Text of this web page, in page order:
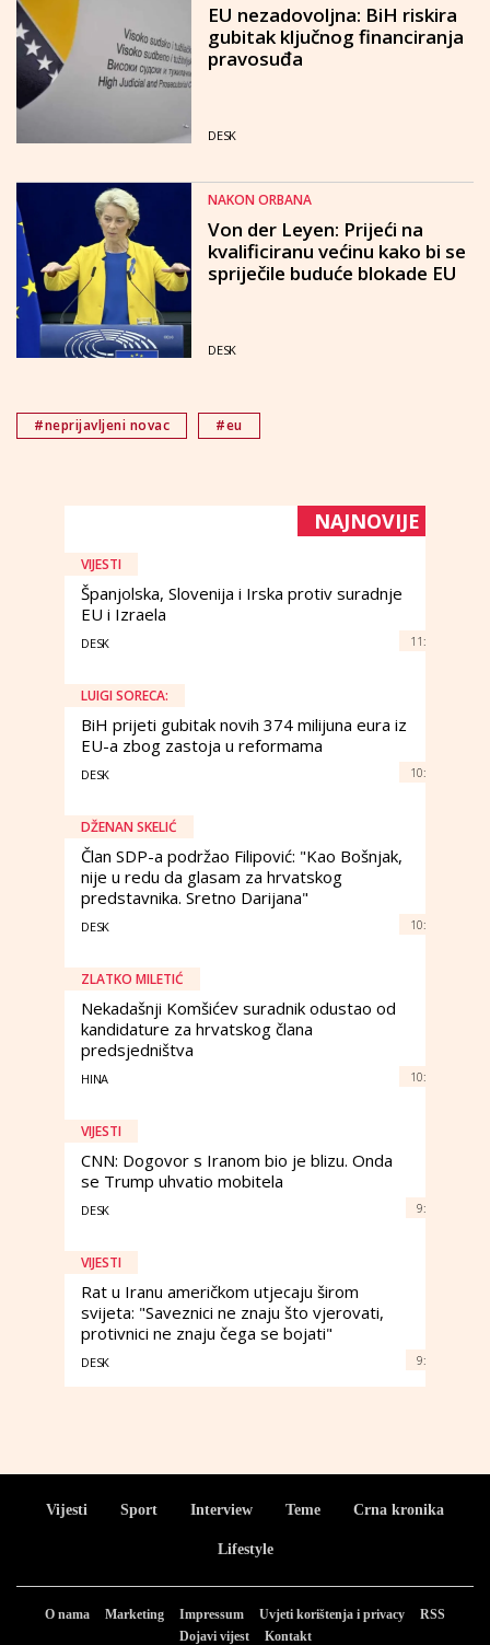
EU nezadovoljna: BiH riskira
gubitak ključnog financiranja
pravosuđa
DESK
NAKON ORBANA
Von der Leyen: Prijeći na
kvalificiranu većinu kako bi se
spriječile buduće blokade EU
DESK
#neprijavljeni novac #eu
NAJNOVIJE
VIJESTI
Španjolska, Slovenija i Irska protiv suradnje
EU i Izraela
DESK 11:
LUIGI SORECA:
BiH prijeti gubitak novih 374 milijuna eura iz
EU-a zbog zastoja u reformama
DESK 10:
DŽENAN SKELIĆ
Član SDP-a podržao Filipović: "Kao Bošnjak,
nije u redu da glasam za hrvatskog
predstavnika. Sretno Darijana"
DESK 10:
ZLATKO MILETIĆ
Nekadašnji Komšićev suradnik odustao od
kandidature za hrvatskog člana
predsjedništva
HINA 10:
VIJESTI
CNN: Dogovor s Iranom bio je blizu. Onda
se Trump uhvatio mobitela
DESK 9:
VIJESTI
Rat u Iranu američkom utjecaju širom
svijeta: "Saveznici ne znaju što vjerovati,
protivnici ne znaju čega se bojati"
DESK 9:
Vijesti Sport Interview Teme Crna kronika
Lifestyle
O nama Marketing Impressum Uvjeti korištenja i privacy
RSS
Dojavi vijest
Kontakt